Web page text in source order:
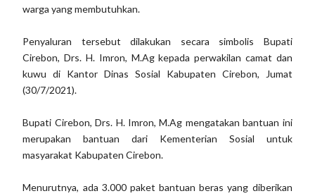
warga yang membutuhkan.
Penyaluran tersebut dilakukan secara simbolis Bupati
Cirebon, Drs. H. Imron, M.Ag kepada perwakilan camat dan
kuwu di Kantor Dinas Sosial Kabupaten Cirebon, Jumat
(30/7/2021).
Bupati Cirebon, Drs. H. Imron, M.Ag mengatakan bantuan ini
merupakan bantuan dari Kementerian Sosial untuk
masyarakat Kabupaten Cirebon.
Menurutnya, ada 3.000 paket bantuan beras yang diberikan